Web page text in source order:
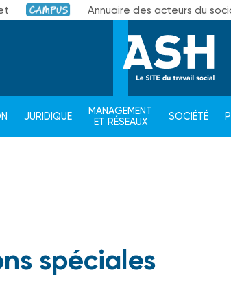
Campus Annuaire des acteurs du
JURIDIQUE
MANAGEMENT
ET RÉSEAUX
SOCIÉTÉ
spéciales